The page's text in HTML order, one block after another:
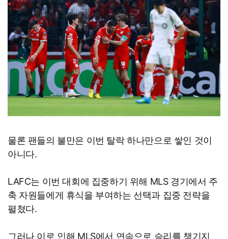
물론 팬들의 불만은 이번 탈락 하나만으로 쌓인 것이
아니다.
LAFC는 이번 대회에 집중하기 위해 MLS 경기에서 주
축 자원들에게 휴식을 부여하는 선택과 집중 전략을
펼쳤다.
그러나 이로 인해 MLS에서 연속으로 승리를 챙기지